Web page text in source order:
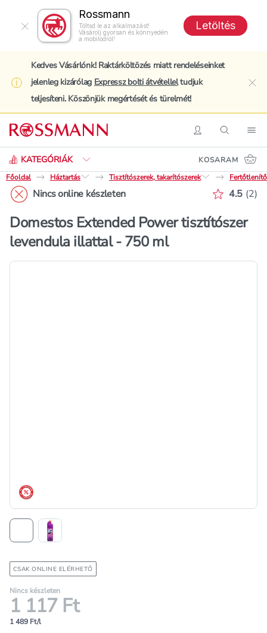
Rossmann
Töltsd le az alkalmazást!
Vásárolj gyorsan és könnyedén
a mobilodról!
Letöltés
Kedves Vásárlónk! Raktárköltözés miatt rendeléseinket
jelenleg kizárólag Expressz bolti átvételleltudjuk
teljesíteni. Köszönjük megértését és türelmét!
BelépésKeresés
KATEGÓRIÁK
Keresés
KOSARAM
Főoldal
Háztartás Tisztítószerek, takarítószerek
Nincs online készleten 4.5 (2)
Domestos Extended Power tisztítószer
levendula illattal - 750 ml
árréscsökkentés
CSAK ONLINE ELÉRHETŐ
Nincs készleten
1 117 Ft
1 489 Ft/l